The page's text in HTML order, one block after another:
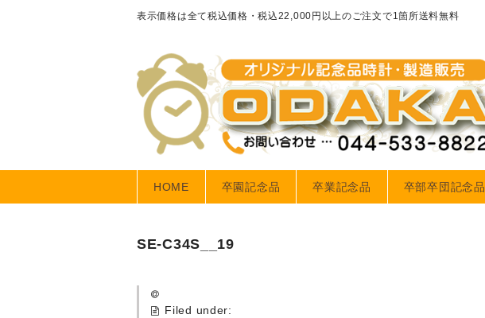
表示価格は全て税込価格・税込22,000円以上のご注文で1箇所送料無料
HOME 卒園記念品 卒業記念品 卒部卒団記念品
SE-C34S__19
Filed under: